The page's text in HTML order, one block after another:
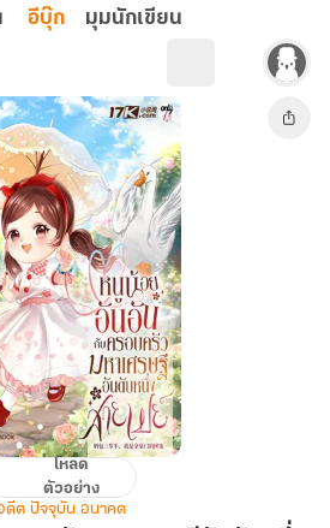
อีบุ๊ก มุมนักเขียน
โหลด
ตัวอย่าง
ดีต ปัจจุบัน อนาคต